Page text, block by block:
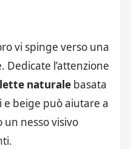
vi spinge verso una
Dedicate l’attenzione
naturale basata
e beige può aiutare a
un nesso visivo